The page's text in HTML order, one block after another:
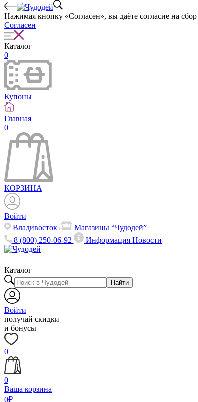
Нажимая кнопку «Согласен», вы даёте cогласие на
Согласен
Каталог
0
Купоны
Главная
0
КОРЗИНА
Войти
Владивосток
Магазины “Чудодей”
8 (800) 250-06-92
ИнформацияНовости
Каталог
Найти
Войти
получай скидки
и бонусы
0
0
Ваша корзина
0₽